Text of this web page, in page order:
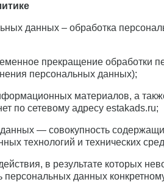
данных – обработка
прекращение обработки
персональных данных);
материалов, а
по сетевому адресу estakads.ru;
— совокупность
технологий и технических
в результате которых
данных